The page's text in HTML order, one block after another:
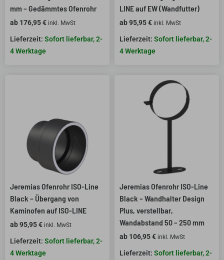
mm – Gedämmtes Ofenrohr
ab 176,95€ inkl. MwSt
Sofort lieferbar, 2-
4 Werktage
LINE auf EW (Wandfutter)
ab95,95€ inkl. MwSt
Sofort lieferbar, 2-
4 Werktage
Jeremias Ofenrohr ISO-Line
Black – Übergang von
Kaminofen auf ISO-LINE
ab95,95€ inkl. MwSt
Sofort lieferbar, 2-
4 Werktage
Jeremias Ofenrohr ISO-Line
Black – Wandhalter Design
Plus, verstellbar,
Wandabstand 50 – 250 mm
ab 106,95€ inkl. MwSt
Sofort lieferbar, 2-